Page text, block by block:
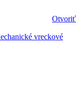
Otvoriť
vreckové